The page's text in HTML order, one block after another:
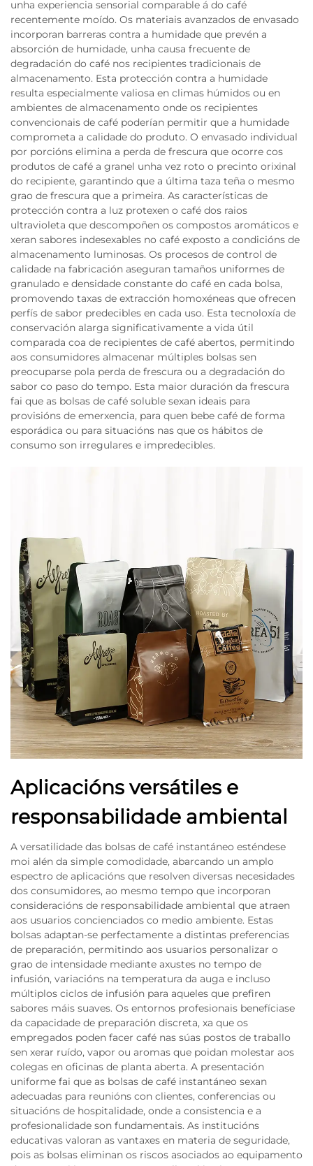
unha experiencia sensorial comparable á do café
recentemente moído. Os materiais avanzados de envasado
incorporan barreras contra a humidade que prevén a
absorción de humidade, unha causa frecuente de
degradación do café nos recipientes tradicionais de
almacenamento. Esta protección contra a humidade
resulta especialmente valiosa en climas húmidos ou en
ambientes de almacenamento onde os recipientes
convencionais de café poderían permitir que a humidade
comprometa a calidade do produto. O envasado individual
por porcións elimina a perda de frescura que ocorre cos
produtos de café a granel unha vez roto o precinto orixinal
do recipiente, garantindo que a última taza teña o mesmo
grao de frescura que a primeira. As características de
protección contra a luz protexen o café dos raios
ultravioleta que descompoñen os compostos aromáticos e
xeran sabores indesexables no café exposto a condicións de
almacenamento luminosas. Os procesos de control de
calidade na fabricación aseguran tamaños uniformes de
granulado e densidade constante do café en cada bolsa,
promovendo taxas de extracción homoxéneas que ofrecen
perfís de sabor predecibles en cada uso. Esta tecnoloxía de
conservación alarga significativamente a vida útil
comparada coa de recipientes de café abertos, permitindo
aos consumidores almacenar múltiples bolsas sen
preocuparse pola perda de frescura ou a degradación do
sabor co paso do tempo. Esta maior duración da frescura
fai que as bolsas de café soluble sexan ideais para
provisións de emerxencia, para quen bebe café de forma
esporádica ou para situacións nas que os hábitos de
consumo son irregulares e impredecibles.
Aplicacións versátiles e
responsabilidade ambiental
A versatilidade das bolsas de café instantáneo esténdese
moi alén da simple comodidade, abarcando un amplo
espectro de aplicacións que resolven diversas necesidades
dos consumidores, ao mesmo tempo que incorporan
consideracións de responsabilidade ambiental que atraen
aos usuarios concienciados co medio ambiente. Estas
bolsas adaptan-se perfectamente a distintas preferencias
de preparación, permitindo aos usuarios personalizar o
grao de intensidade mediante axustes no tempo de
infusión, variacións na temperatura da auga e incluso
múltiplos ciclos de infusión para aqueles que prefiren
sabores máis suaves. Os entornos profesionais benefíciase
da capacidade de preparación discreta, xa que os
empregados poden facer café nas súas postos de traballo
sen xerar ruído, vapor ou aromas que poidan molestar aos
colegas en oficinas de planta aberta. A presentación
uniforme fai que as bolsas de café instantáneo sexan
adecuadas para reunións con clientes, conferencias ou
situacións de hospitalidade, onde a consistencia e a
profesionalidade son fundamentais. As institucións
educativas valoran as vantaxes en materia de seguridade,
pois as bolsas eliminan os riscos asociados ao equipamento